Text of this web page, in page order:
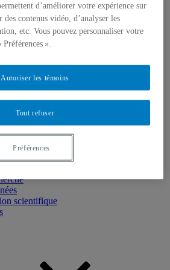
à venir
et dialogue
scientifique
d’améliorer votre expérience sur
des contenus vidéo, d’analyser les
etc. Vous pouvez personnaliser votre
».
Tout refuser
Autoriser les témoins
Préférences